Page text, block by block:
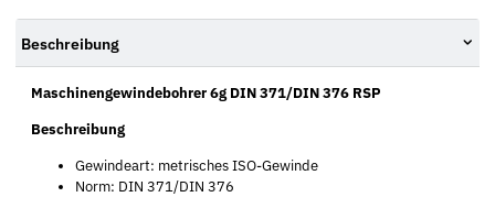
Beschreibung
Maschinengewindebohrer 6g DIN 371/DIN 376 RSP
Beschreibung
Gewindeart: metrisches ISO-Gewinde
Norm: DIN 371/DIN 376